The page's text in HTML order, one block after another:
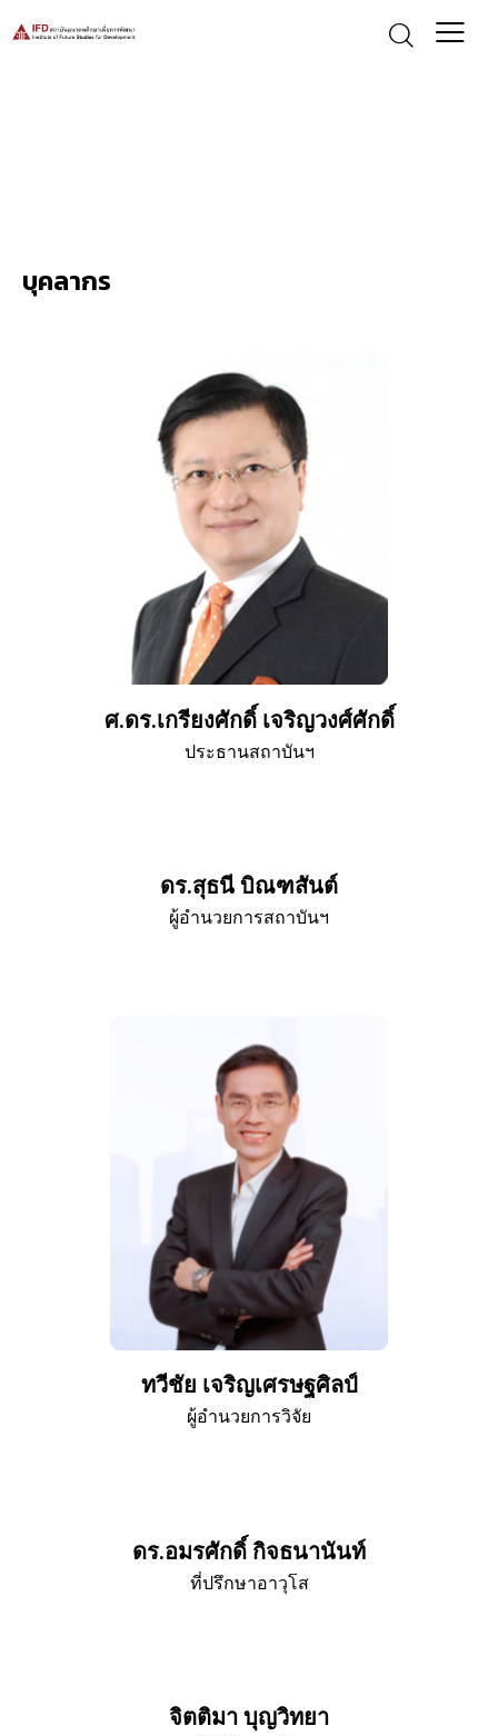
บุคลากร
ศ.ดร.เกรียงศักดิ์ เจริญวงศ์ศักดิ์
ประธานสถาบันฯ
ดร.สุธนี บิณฑสันต์
ผู้อำนวยการสถาบันฯ
ทวีชัย เจริญเศรษฐศิลป์
ผู้อำนวยการวิจัย
ดร.อมรศักดิ์ กิจธนานันท์
ที่ปรึกษาอาวุโส
จิตติมา บุญวิทยา